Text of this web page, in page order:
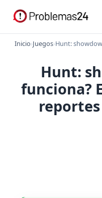
Inicio›Juegos›Hunt:
Hunt:
funciona?